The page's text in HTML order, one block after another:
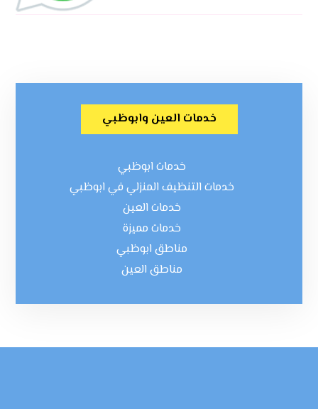
خدمات العين وابوظبي
خدمات ابوظبي
خدمات التنظيف المنزلي في ابوظبي
خدمات العين
خدمات مميزة
مناطق ابوظبي
مناطق العين